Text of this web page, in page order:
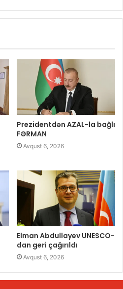
Prezidentdən AZAL-la bağlı
FƏRMAN
Avqust 6, 2026
Elman Abdullayev UNESCO-
dan geri çağırıldı
Avqust 6, 2026